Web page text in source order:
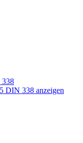
338
DIN 338 anzeigen